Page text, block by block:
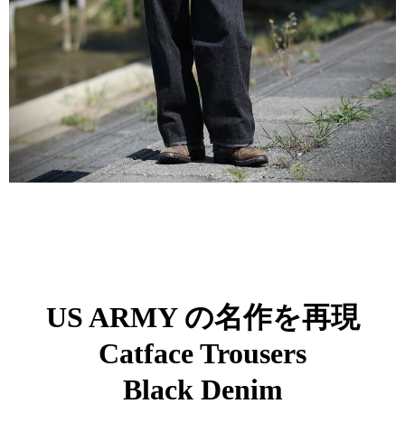
US ARMY の名作を再現
Catface Trousers
Black Denim